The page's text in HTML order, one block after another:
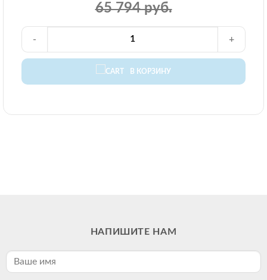
65 794 руб.
В КОРЗИНУ
- +
НАПИШИТЕ НАМ